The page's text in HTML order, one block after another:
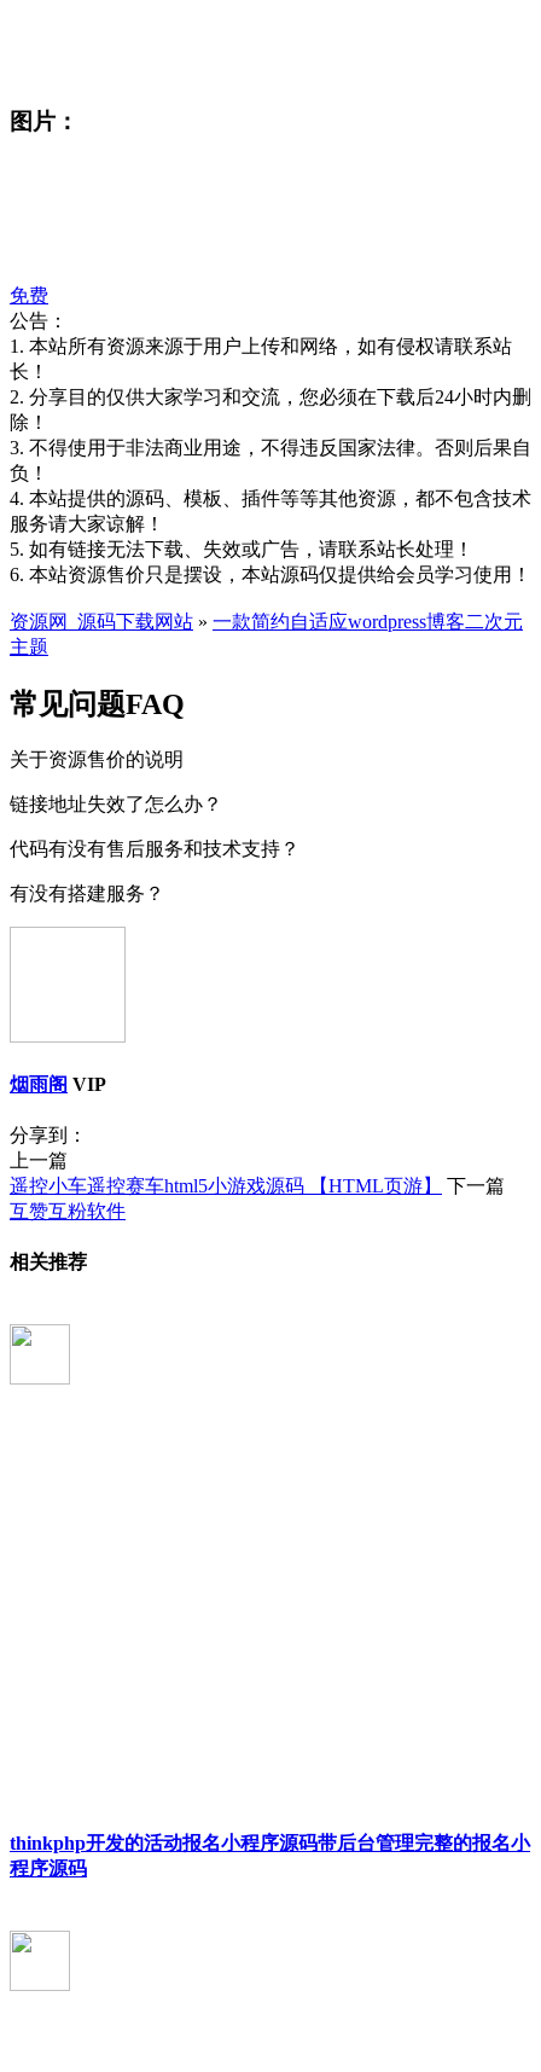
图片：
免费
公告：
1. 本站所有资源来源于用户上传和网络，如有侵权请联系站
长！
2. 分享目的仅供大家学习和交流，您必须在下载后24小时内删
除！
3. 不得使用于非法商业用途，不得违反国家法律。否则后果自
负！
4. 本站提供的源码、模板、插件等等其他资源，都不包含技术
服务请大家谅解！
5. 如有链接无法下载、失效或广告，请联系站长处理！
6. 本站资源售价只是摆设，本站源码仅提供给会员学习使用！
资源网_源码下载网站 » 一款简约自适应wordpress博客二次元
主题
常见问题FAQ
关于资源售价的说明
链接地址失效了怎么办？
代码有没有售后服务和技术支持？
有没有搭建服务？
烟雨阁 VIP
分享到：
上一篇
遥控小车遥控赛车html5小游戏源码 【HTML页游】
下一篇
互赞互粉软件
相关推荐
thinkphp开发的活动报名小程序源码带后台管理完整的报名小
程序源码